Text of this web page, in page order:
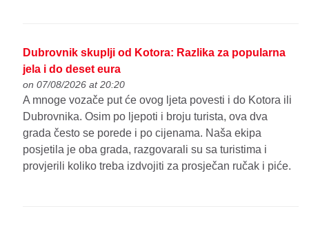
Dubrovnik skuplji od Kotora: Razlika za popularna
jela i do deset eura
on 07/08/2026 at 20:20
A mnoge vozače put će ovog ljeta povesti i do Kotora ili
Dubrovnika. Osim po ljepoti i broju turista, ova dva
grada često se porede i po cijenama. Naša ekipa
posjetila je oba grada, razgovarali su sa turistima i
provjerili koliko treba izdvojiti za prosječan ručak i piće.